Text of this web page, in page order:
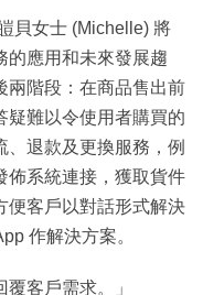
貝女士 (Michelle) 將
的應用和未來發展趨
兩階段：在商品售出前
疑難以令使用者購買的
退款及更換服務，例
佈系統連接，獲取貨件
便客戶以對話形式解決
作解決方案。
客戶需求。」